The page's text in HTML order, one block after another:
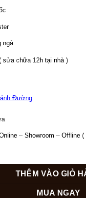
ngà
sửa chữa 12h tại nhà )
Đường
– Showroom – Offline
cao cấp tại Lê Văn
THÊM VÀO GIỎ
MUA NGAY